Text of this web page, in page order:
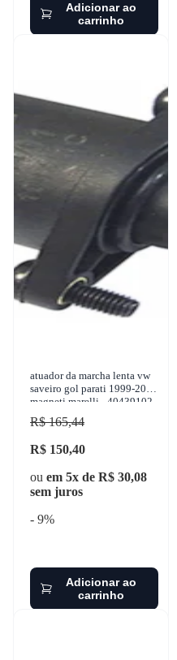
Adicionar ao
carrinho
atuador da marcha lenta vw
saveiro gol parati 1999-2005
magneti marelli - 40439102
R$ 165,44
R$ 150,40
ou em 5x de R$ 30,08
sem juros
- 9%
Adicionar ao
carrinho